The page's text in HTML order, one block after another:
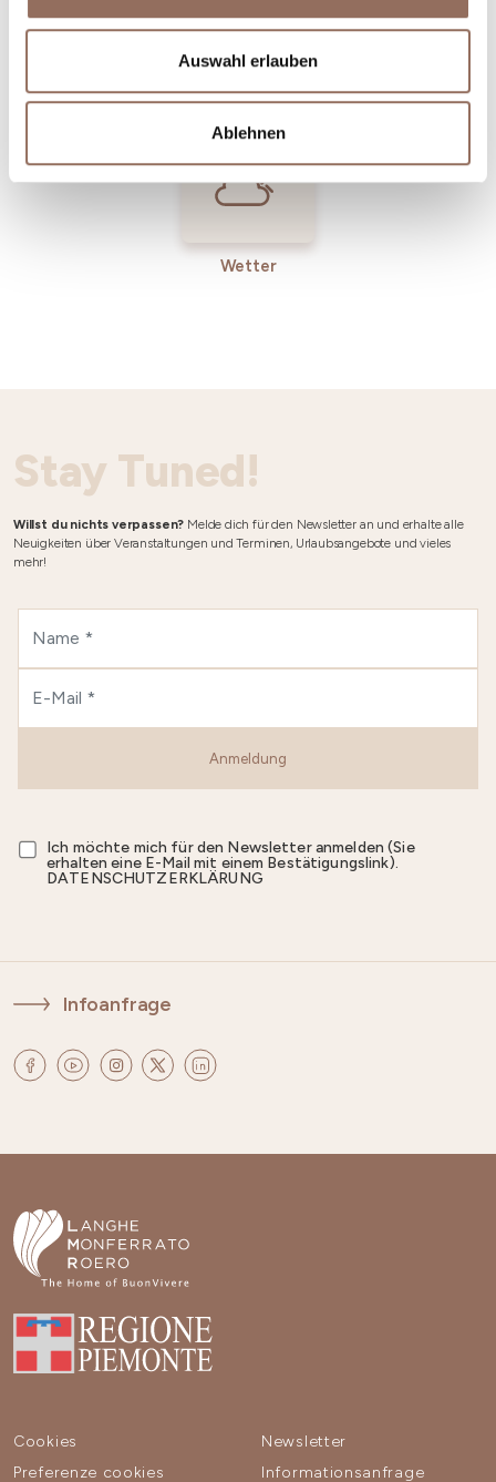
Auswahl erlauben
Ablehnen
Wetter
Stay Tuned!
Willst du nichts verpassen? Melde dich für den Newsletter an und erhalte alle
Neuigkeiten über Veranstaltungen und Terminen, Urlaubsangebote und vieles
mehr!
Anmeldung
Ich möchte mich für den Newsletter anmelden (Sie
erhalten eine E-Mail mit einem Bestätigungslink).
DATENSCHUTZERKLÄRUNG
Infoanfrage
Cookies
Preferenze cookies
Newsletter
Informationsanfrage